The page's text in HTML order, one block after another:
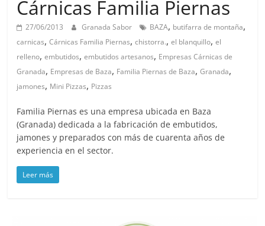
Cárnicas Familia Piernas
27/06/2013 Granada Sabor BAZA, butifarra de montaña,
carnicas,Cárnicas Familia Piernas,chistorra.,el blanquillo,el
relleno,embutidos,embutidos artesanos, Empresas Cárnicas de
Granada, Empresas de Baza, Familia Piernas de Baza,Granada,
jamones, Mini Pizzas, Pizzas
Familia Piernas es una empresa ubicada en Baza
(Granada) dedicada a la fabricación de embutidos,
jamones y preparados con más de cuarenta años de
experiencia en el sector.
Leer más